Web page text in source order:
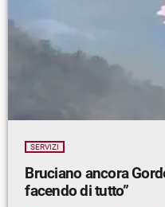
SERVIZI
Bruciano ancora
facendo di tutto”